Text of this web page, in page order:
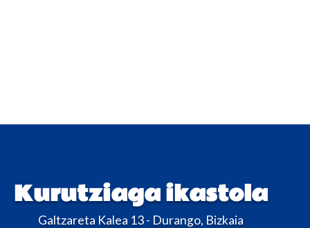
Kurutziaga ikastola
Galtzareta Kalea 13 - Durango, Bizkaia